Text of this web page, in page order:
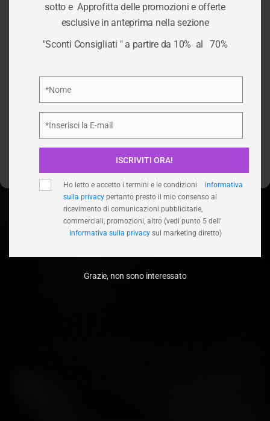
Per fornire le migliori esperienze, utilizziamo tecnologie come i
cookie per memorizzare e/o accedere alle informazioni del
dispositivo. Il consenso a queste tecnologie ci permetterà di
elaborare dati come il comportamento di navigazione o ID unici
Accetta
Nega
Visualizza le preferenze
CATEGORIA:
EQUITAZIONE
sotto e Approfitta delle promozioni e offerte
esclusive in anteprima nella sezione
"Sconti Consigliati " a partire da 10% al 70%
*Nome
*Inserisci la E-mail
ISCRIVITI ORA!
Ho letto e accetto i termini e le condizioni
informativa
sulla privacy pertanto presto il mio consenso al
ricevimento di comunicazioni pubblicitarie,
commerciali, promozioni, altro (vedi punto 5 dell'
informativa sulla privacy sul marketing diretto)
Grazie, non sono interessato